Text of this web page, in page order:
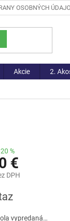
OSOBNÝCH
Akcie 2.
%
€
DPH
vypredaná…